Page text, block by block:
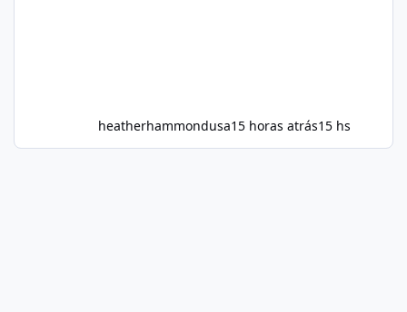
heatherhammondusa15 horas atrás15 hs